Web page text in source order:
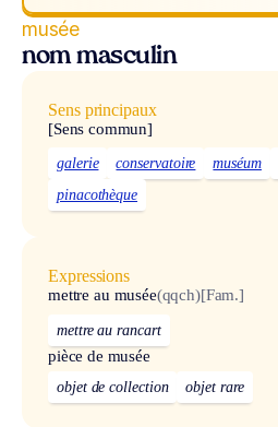
musée
nom masculin
Sens principaux
[Sens commun]
galerie conservatoire muséum
pinacothèque
Expressions
mettre au musée(qqch)[Fam.]
mettre au rancart
pièce de musée
objet de collection objet rare